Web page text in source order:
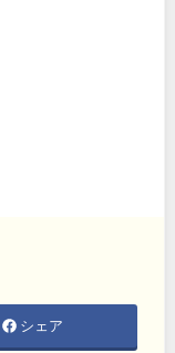
シェア